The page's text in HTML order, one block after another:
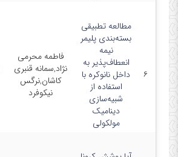
۶
مطالعه تطبیقی
بسته‌بندی پلیمر
نیمه
انعطاف‌پذیر به
داخل نانوکره با
استفاده از
شبیه‌سازی
دینامیک
مولکولی
فاطمه محرمی
نژاد,سمانه قنبری
کاشان,نرگس
نیکوفرد